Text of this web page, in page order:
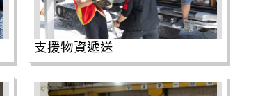
支援物資遞送